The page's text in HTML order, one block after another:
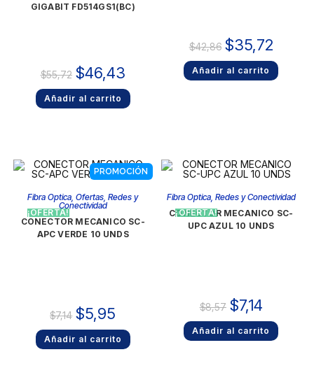
GIGABIT FD514GS1(BC)
$55,72 $46,43
Añadir al carrito
$42,86 $35,72
Añadir al carrito
PROMOCIÓN
¡OFERTA!
Fibra Optica ,Ofertas ,Redes y
Conectividad
CONECTOR MECANICO SC-
APC VERDE 10 UNDS
$7,14 $5,95
Añadir al carrito
¡OFERTA!
Fibra Optica, Redes y Conectividad
CONECTOR MECANICO SC-
UPC AZUL 10 UNDS
$8,57 $7,14
Añadir al carrito